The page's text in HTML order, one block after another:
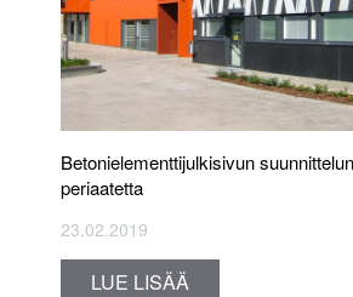
Betonielementtijulkisivun
periaatetta
23.02.2019
LUE LISÄÄ